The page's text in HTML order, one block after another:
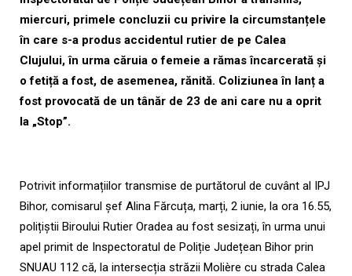
miercuri, primele concluzii cu privire la circumstanțele
în care s-a produs accidentul rutier de pe Calea
Clujului, în urma căruia o femeie a rămas încarcerată și
o fetiță a fost, de asemenea, rănită. Coliziunea în lanț a
fost provocată de un tânăr de 23 de ani care nu a oprit
la „Stop”.
Potrivit informațiilor transmise de purtătorul de cuvânt al IPJ
Bihor, comisarul șef Alina Fărcuța, marți, 2 iunie, la ora 16.55,
polițiștii Biroului Rutier Oradea au fost sesizați, în urma unui
apel primit de Inspectoratul de Poliție Județean Bihor prin
SNUAU 112 că, la intersecția străzii Molière cu strada Calea